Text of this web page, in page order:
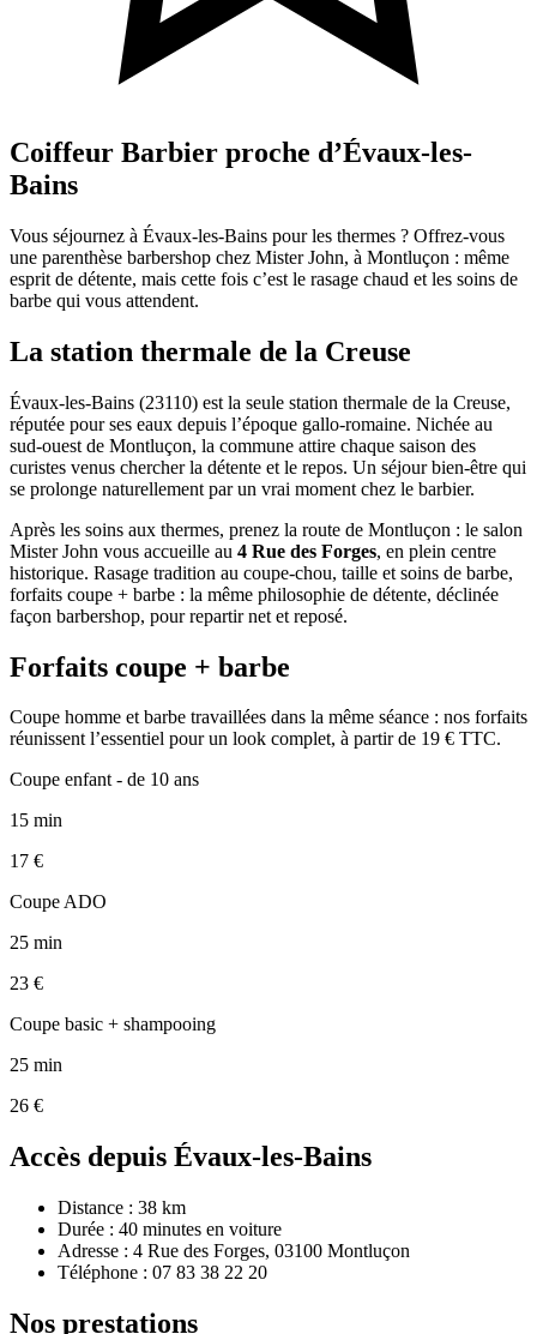
Coiffeur Barbier proche d’Évaux-les-
Bains
Vous séjournez à Évaux-les-Bains pour les thermes ? Offrez-vous
une parenthèse barbershop chez Mister John, à Montluçon : même
esprit de détente, mais cette fois c’est le rasage chaud et les soins de
barbe qui vous attendent.
La station thermale de la Creuse
Évaux-les-Bains (23110) est la seule station thermale de la Creuse,
réputée pour ses eaux depuis l’époque gallo-romaine. Nichée au
sud-ouest de Montluçon, la commune attire chaque saison des
curistes venus chercher la détente et le repos. Un séjour bien-être qui
se prolonge naturellement par un vrai moment chez le barbier.
Après les soins aux thermes, prenez la route de Montluçon : le salon
Mister John vous accueille au 4 Rue des Forges, en plein centre
historique. Rasage tradition au coupe-chou, taille et soins de barbe,
forfaits coupe + barbe : la même philosophie de détente, déclinée
façon barbershop, pour repartir net et reposé.
Forfaits coupe + barbe
Coupe homme et barbe travaillées dans la même séance : nos forfaits
réunissent l’essentiel pour un look complet, à partir de 19 € TTC.
Coupe enfant - de 10 ans
15 min
17 €
Coupe ADO
25 min
23 €
Coupe basic + shampooing
25 min
26 €
Accès depuis Évaux-les-Bains
Distance : 38 km
Durée : 40 minutes en voiture
Adresse : 4 Rue des Forges, 03100 Montluçon
Téléphone : 07 83 38 22 20
Nos prestations